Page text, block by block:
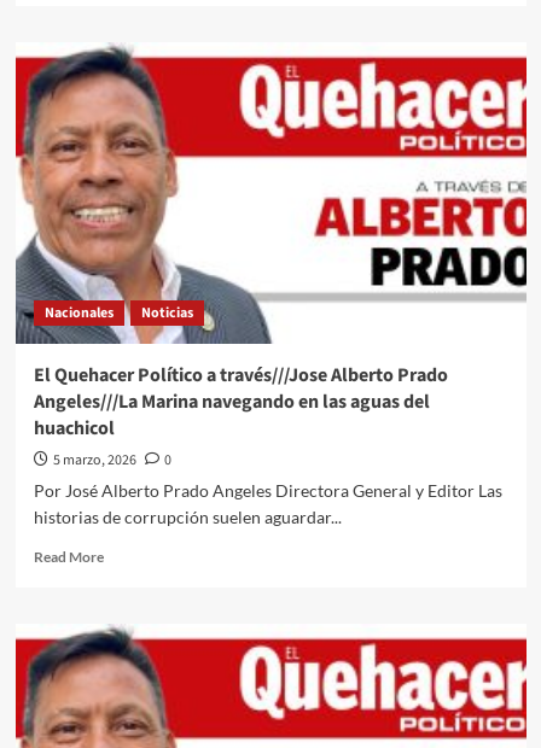
El
Quehacer
Político
través///Jose
Alberto
Prado
Angeles///Un
Mundial
a
todo
dar
lo
del
es
pasado
Nacionales Noticias
El Quehacer Político a través///Jose Alberto Prado
Angeles///La Marina navegando en las aguas del
huachicol
5 marzo, 2026
0
Por José Alberto Prado Angeles Directora General y Editor Las
historias de corrupción suelen aguardar...
Read MoreRead
El
Quehacer
Político
través///Jose
Alberto